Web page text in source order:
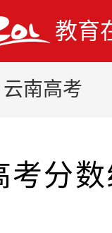
教育
云南高考
考分